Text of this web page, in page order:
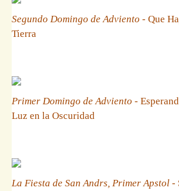
Segundo Domingo de Adviento - Que
Tierra
Primer Domingo de Adviento -
Luz en la Oscuridad
La Fiesta de San Andrs, Primer Apstol -